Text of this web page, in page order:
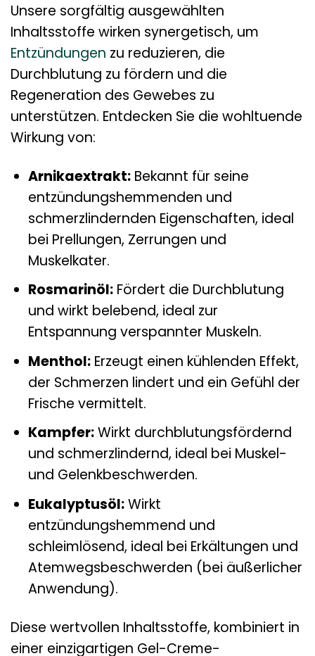
Unsere sorgfältig ausgewählten
Inhaltsstoffe wirken synergetisch, um
Entzündungen zu reduzieren, die
Durchblutung zu fördern und die
Regeneration des Gewebes zu
unterstützen. Entdecken Sie die wohltuende
Wirkung von:
Arnikaextrakt:Bekannt für seine
entzündungshemmenden und
schmerzlindernden Eigenschaften, ideal
bei Prellungen, Zerrungen und
Muskelkater.
Rosmarinöl:Fördert die Durchblutung
und wirkt belebend, ideal zur
Entspannung verspannter Muskeln.
Menthol:Erzeugt einen kühlenden Effekt,
der Schmerzen lindert und ein Gefühl der
Frische vermittelt.
Kampfer:Wirkt durchblutungsfördernd
und schmerzlindernd, ideal bei Muskel-
und Gelenkbeschwerden.
Eukalyptusöl:Wirkt
entzündungshemmend und
schleimlösend, ideal bei Erkältungen und
Atemwegsbeschwerden (bei äußerlicher
Anwendung).
Diese wertvollen Inhaltsstoffe, kombiniert in
einer einzigartigen Gel-Creme-